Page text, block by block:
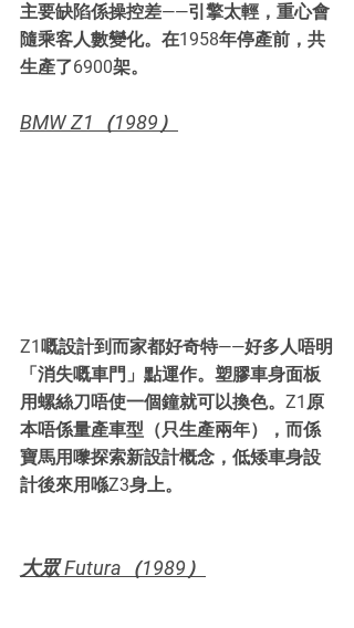
主要缺陷係操控差——引擎太輕，重心會
隨乘客人數變化。在1958年停產前，共
生產了6900架。
BMW Z1（1989）
Z1嘅設計到而家都好奇特——好多人唔明
「消失嘅車門」點運作。塑膠車身面板
用螺絲刀唔使一個鐘就可以換色。Z1原
本唔係量產車型（只生產兩年），而係
寶馬用嚟探索新設計概念，低矮車身設
計後來用喺Z3身上。
大眾 Futura（1989）